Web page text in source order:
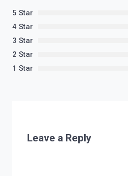
5 Star
4 Star
3 Star
2 Star
1 Star
Leave a Reply